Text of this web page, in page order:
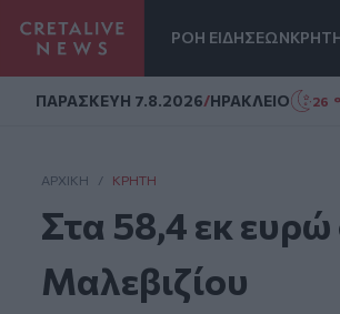
ΡΟΗ ΕΙΔΗΣΕΩΝ
ΠΑΡΑΣΚΕΥΗ 7.8.2026/ΗΡΑΚΛΕΙΟ 26
ΑΡΧΙΚΗ / ΚΡΉΤΗ
Στα 58,4 εκ
Μαλεβιζίου